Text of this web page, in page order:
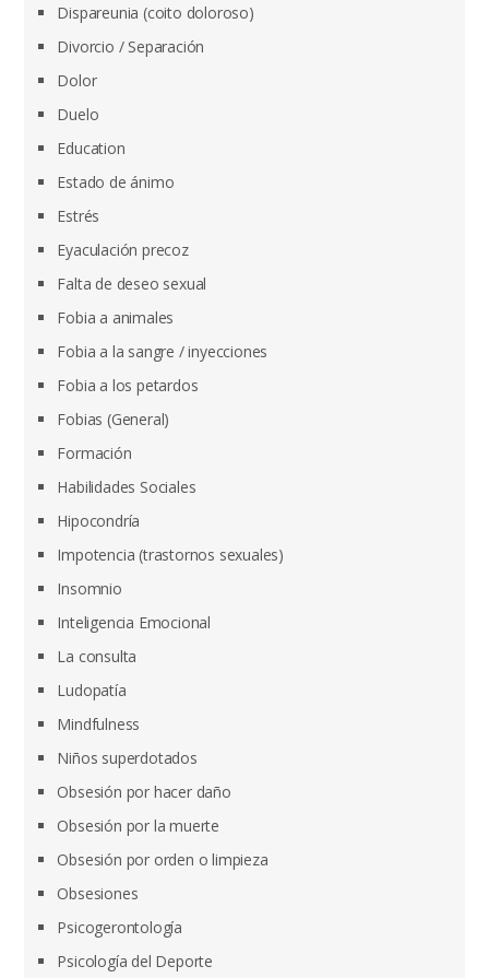
Dispareunia (coito doloroso)
Divorcio / Separación
Dolor
Duelo
Education
Estado de ánimo
Estrés
Eyaculación precoz
Falta de deseo sexual
Fobia a animales
Fobia a la sangre / inyecciones
Fobia a los petardos
Fobias (General)
Formación
Habilidades Sociales
Hipocondría
Impotencia (trastornos sexuales)
Insomnio
Inteligencia Emocional
La consulta
Ludopatía
Mindfulness
Niños superdotados
Obsesión por hacer daño
Obsesión por la muerte
Obsesión por orden o limpieza
Obsesiones
Psicogerontología
Psicología del Deporte